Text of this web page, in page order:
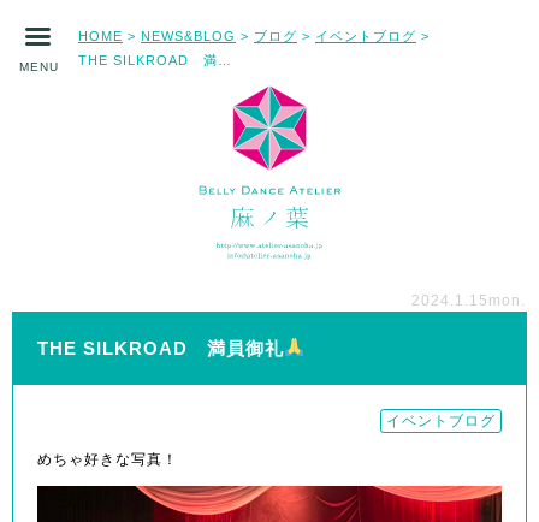
MENU
HOME > NEWS&BLOG > ブログ > イベントブログ >
2024.1.15 mon.
THE SILKROAD 満員御礼
イベントブログ
めちゃ好きな写真！